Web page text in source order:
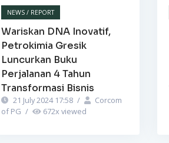
NEWS / REPORT
Wariskan DNA Inovatif,
Petrokimia Gresik
Luncurkan Buku
Perjalanan 4 Tahun
Transformasi Bisnis
21 July 2024 17:58 /
Corcom
of PG / 672x viewed